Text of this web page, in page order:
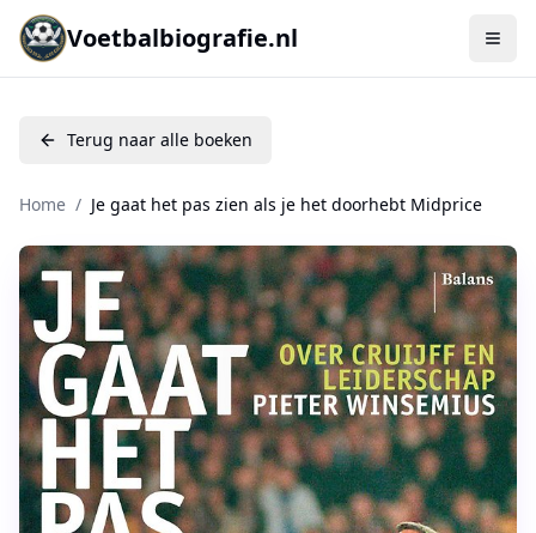
Voetbalbiografie.nl
Terug naar alle boeken
Home / Je gaat het pas zien als je het doorhebt Midprice